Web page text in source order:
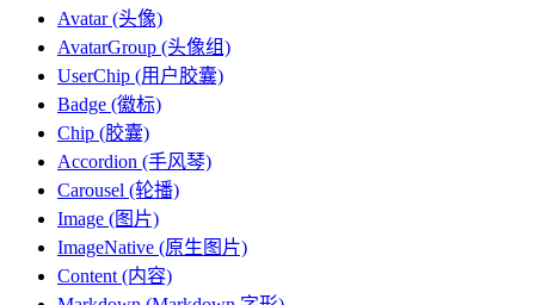
Avatar (头像)
AvatarGroup (头像组)
UserChip (用户胶囊)
Badge (徽标)
Chip (胶囊)
Accordion (手风琴)
Carousel (轮播)
Image (图片)
ImageNative (原生图片)
Content (内容)